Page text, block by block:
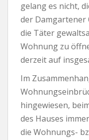
gelang es nicht,
der Damgartener
die Täter
Wohnung zu
derzeit auf
Im
hingewiesen,
des Hauses
die Wohnungs-